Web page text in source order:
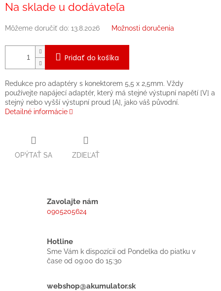
cena:
Na sklade u dodávateľa
Môžeme doručiť do: 13.8.2026 Možnosti doručenia
Pridať do košíka
Redukce pro adaptéry s konektorem 5,5 x 2,5mm. Vždy
používejte napájecí adaptér, který má stejné výstupní napětí [V] a
stejný nebo vyšší výstupní proud [A], jako váš původní.
Detailné informácie
OPÝTAŤ SA ZDIEĽAŤ
Zavolajte nám
0905205624
Hotline
Sme Vám k dispozícií od Pondelka do piatku v
čase od 09:00 do 15:30
webshop@akumulator.sk